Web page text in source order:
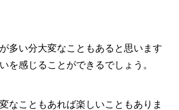
多い分大変なこともあると思います
を感じることができるでしょう。
なこともあれば楽しいこともありま